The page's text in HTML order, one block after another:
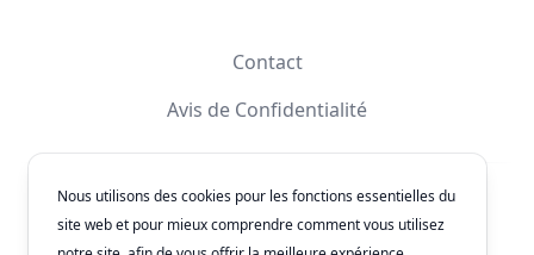
Contact
Avis de Confidentialité
FacebookInstagramYouTubeX
Nous utilisons des cookies pour les fonctions essentielles du
site web et pour mieux comprendre comment vous utilisez